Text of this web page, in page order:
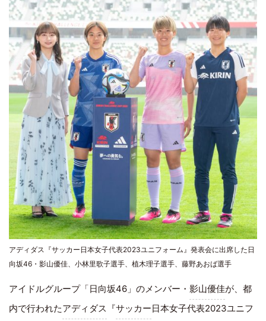
アディダス『サッカー日本女子代表2023ユニフォーム』発表会に出席した日
向坂46・影山優佳、小林里歌子選手、植木理子選手、藤野あおば選手
アイドルグループ「日向坂46」のメンバー・ 影山優佳が、都
内で行われたアディダス 『サッカー日本女子代表2023ユニフ